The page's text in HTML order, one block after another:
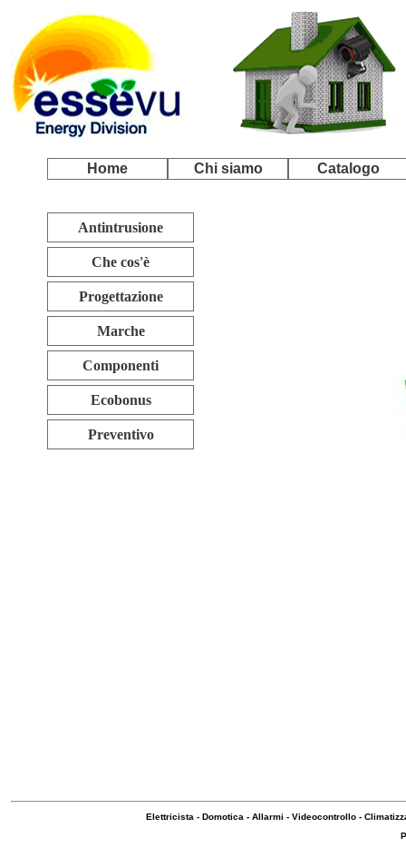
Home Chi siamo Catalogo
Antintrusione
Che cos'è
Progettazione
Marche
Componenti
Ecobonus
Preventivo
Elettricista - Domotica - Allarmi - Videocontrollo-